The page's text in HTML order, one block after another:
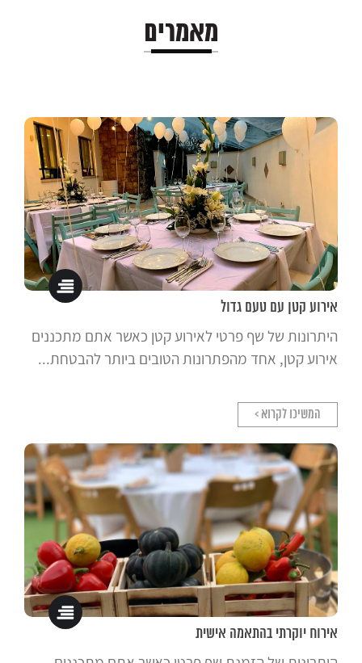
מאמרים
אירוע קטן עם טעם גדול
היתרונות של שף פרטי לאירוע קטן כאשר אתם מתכננים
אירוע קטן, אחד מהפתרונות הטובים ביותר להבטחת...
המשיכו לקרוא >
אירוח יוקרתי בהתאמה אישית